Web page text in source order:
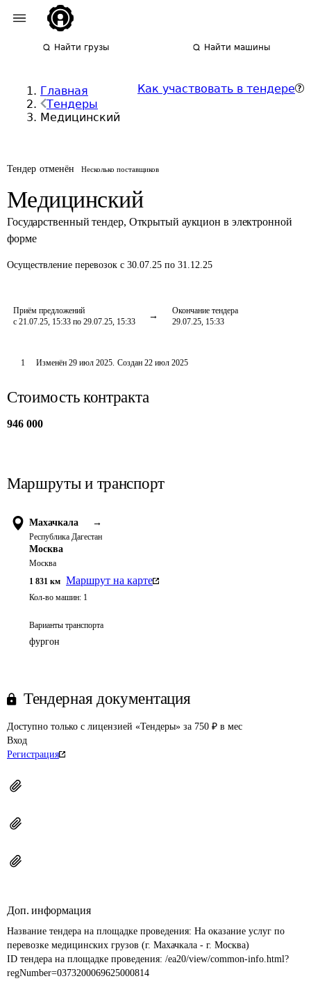
Найти грузы Найти машины
Главная
Тендеры
Медицинский
Как участвовать в тендере
Тендер отменён Несколько поставщиков
Медицинский
Государственный тендер, Открытый аукцион в электронной
форме
Осуществление перевозок с 30.07.25 по 31.12.25
Приём предложений
с 21.07.25, 15:33 по 29.07.25, 15:33
Окончание тендера
29.07.25, 15:33
1 Изменён 29 июл 2025. Создан 22 июл 2025
Стоимость контракта
946 000
Маршруты и транспорт
Махачкала →
Республика Дагестан
Москва
Москва
1 831 км Маршрут на карте
Кол-во машин: 1
Варианты транспорта
фургон
Тендерная документация
Доступно только с лицензией «Тендеры» за 750 ₽ в мес
Вход
Регистрация
Доп. информация
Название тендера на площадке проведения: На оказание услуг по
перевозке медицинских грузов (г. Махачкала - г. Москва)
ID тендера на площадке проведения: /ea20/view/common-info.html?
regNumber=0373200069625000814